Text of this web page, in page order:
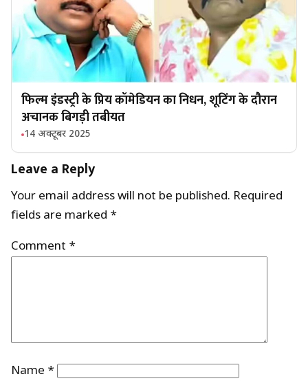
फिल्म इंडस्ट्री के प्रिय कॉमेडियन का निधन, शूटिंग के दौरान
अचानक बिगड़ी तबीयत
14 अक्टूबर 2025
Leave a Reply
Your email address will not be published. Required
fields are marked *
Comment *
Name *